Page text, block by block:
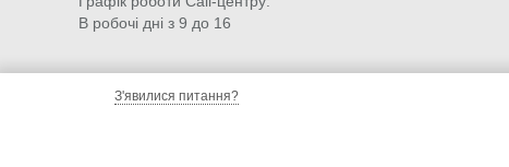
З'явилися питання?
В робочі дні з 9 до 16